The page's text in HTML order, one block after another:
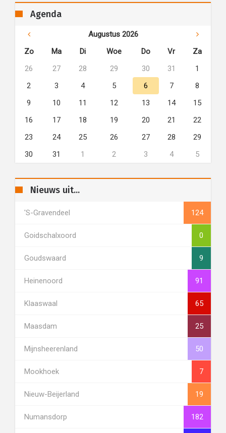
Agenda
Augustus 2026
Zo
Ma Di Woe Do Vr
Za
26
27 28 29 30 31
1
2
3 4 5 6 7
8
9
10 11 12 13 14
15
16
17 18 19 20 21
22
23
24 25 26 27 28
29
30
31 1 2 3 4 5
Nieuws uit...
's-Gravendeel 124
Goidschalxoord 0
Goudswaard 9
Heinenoord 91
Klaaswaal 65
Maasdam 25
Mijnsheerenland 50
Mookhoek 7
Nieuw-Beijerland 19
Numansdorp 182